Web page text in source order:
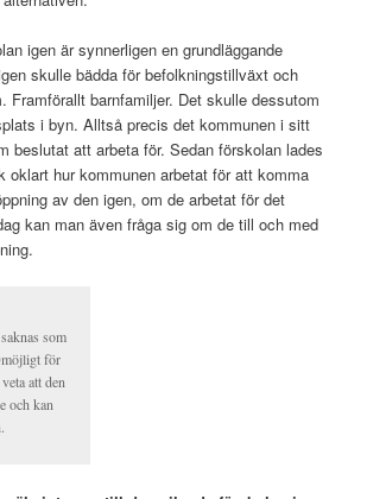
igen är synnerligen en grundläggande
skulle bädda för befolkningstillväxt och
Framförallt barnfamiljer. Det skulle dessutom
i byn. Alltså precis det kommunen i sitt
beslutat att arbeta för. Sedan förskolan lades
oklart hur kommunen arbetat för att komma
av den igen, om de arbetat för det
kan man även fråga sig om de till och med
som
för
att den
och kan